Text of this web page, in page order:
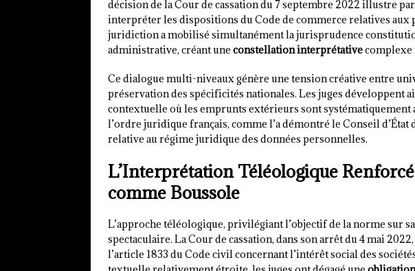
décision de la Cour de cassation du 7 septembre 2022 illustre
interpréter les dispositions du Code de commerce relatives aux
juridiction a mobilisé simultanément la jurisprudence
administrative, créant une constellation interprétativecomplexe
Ce dialogue multi-niveaux génère une tension créative entre
préservation des spécificités nationales. Les juges développent
contextuelle où les emprunts extérieurs sont systématiquement
l’ordre juridique français, comme l’a démontré le Conseil d’État
relative au régime juridique des données personnelles.
L’Interprétation Téléologique
comme Boussole
L’approche téléologique, privilégiant l’objectif de la norme sur
spectaculaire. La Cour de cassation, dans son arrêt du 4 mai
l’article 1833 du Code civil concernant l’intérêt social des